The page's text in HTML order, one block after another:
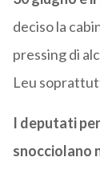
deciso la
pressing di
Leu
I deputati
snocciolano